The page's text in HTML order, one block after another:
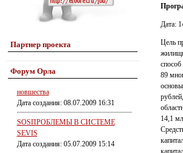
Партнер проекта
Форум Орла
новшества
Дата создания: 08.07.2009 16:31
SOSПРОБЛЕМЫ В СИСТЕМЕ
SEVIS
Дата создания: 05.07.2009 15:14
Дата:
Цель
89
14,1